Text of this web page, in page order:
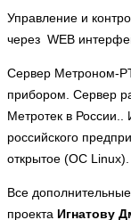
Управление и
через WEB
Сервер Метроном-
прибором. Сервер
Метротек в
российского
открытое (ОС Linux).
Все
проекта Игнатову